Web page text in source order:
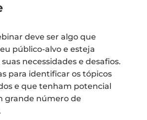
deve ser algo que
público-alvo e esteja
necessidades e desafios.
para identificar os tópicos
e que tenham potencial
grande número de